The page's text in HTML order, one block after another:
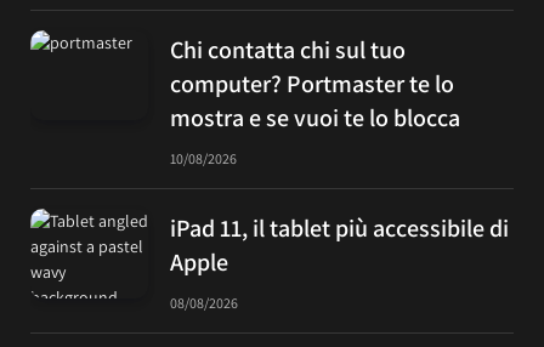
Chi contatta chi sul tuo
computer? Portmaster te lo
mostra e se vuoi te lo blocca
10/08/2026
iPad 11, il tablet più accessibile di
Apple
08/08/2026